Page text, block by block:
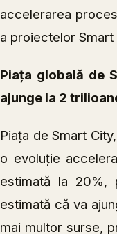
accelerarea
a proiectelor Smart
Piața globală de
ajunge la 2
Piaţa de Smart
o evoluție
estimată la 20%,
estimată că va
mai multor surse,